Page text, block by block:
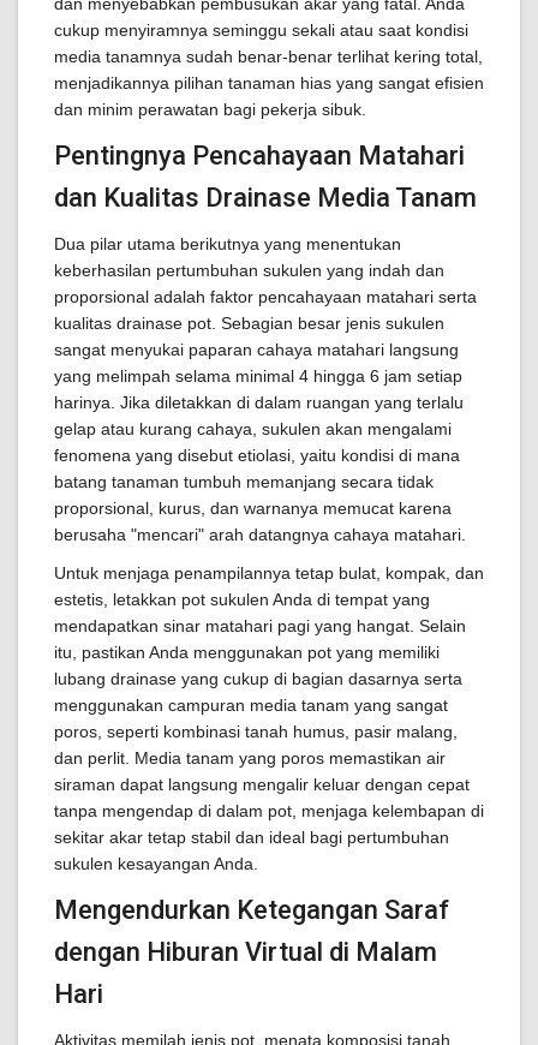
cukup menyiramnya seminggu sekali atau saat kondisi
media tanamnya sudah benar-benar terlihat kering total,
menjadikannya pilihan tanaman hias yang sangat efisien
dan minim perawatan bagi pekerja sibuk.
Pentingnya Pencahayaan Matahari
dan Kualitas Drainase Media Tanam
Dua pilar utama berikutnya yang menentukan
keberhasilan pertumbuhan sukulen yang indah dan
proporsional adalah faktor pencahayaan matahari serta
kualitas drainase pot. Sebagian besar jenis sukulen
sangat menyukai paparan cahaya matahari langsung
yang melimpah selama minimal 4 hingga 6 jam setiap
harinya. Jika diletakkan di dalam ruangan yang terlalu
gelap atau kurang cahaya, sukulen akan mengalami
fenomena yang disebut etiolasi, yaitu kondisi di mana
batang tanaman tumbuh memanjang secara tidak
proporsional, kurus, dan warnanya memucat karena
berusaha "mencari" arah datangnya cahaya matahari.
Untuk menjaga penampilannya tetap bulat, kompak, dan
estetis, letakkan pot sukulen Anda di tempat yang
mendapatkan sinar matahari pagi yang hangat. Selain
itu, pastikan Anda menggunakan pot yang memiliki
lubang drainase yang cukup di bagian dasarnya serta
menggunakan campuran media tanam yang sangat
poros, seperti kombinasi tanah humus, pasir malang,
dan perlit. Media tanam yang poros memastikan air
siraman dapat langsung mengalir keluar dengan cepat
tanpa mengendap di dalam pot, menjaga kelembapan di
sekitar akar tetap stabil dan ideal bagi pertumbuhan
sukulen kesayangan Anda.
Mengendurkan Ketegangan Saraf
dengan Hiburan Virtual di Malam
Hari
Aktivitas memilah jenis pot, menata komposisi tanah